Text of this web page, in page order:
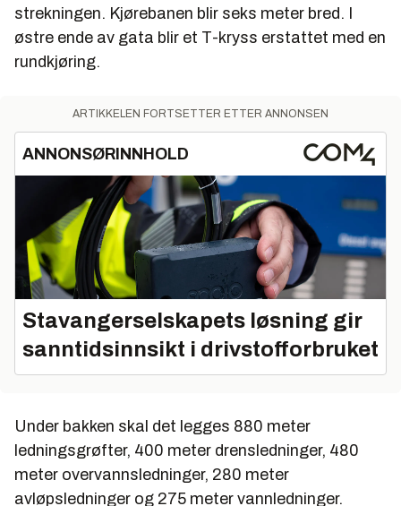
strekningen. Kjørebanen blir seks meter bred. I
østre ende av gata blir et T-kryss erstattet med en
rundkjøring.
ARTIKKELEN FORTSETTER ETTER ANNONSEN
ANNONSØRINNHOLD
Stavangerselskapets løsning gir
sanntidsinnsikt i drivstofforbruket
Under bakken skal det legges 880 meter
ledningsgrøfter, 400 meter drensledninger, 480
meter overvannsledninger, 280 meter
avløpsledninger og 275 meter vannledninger.